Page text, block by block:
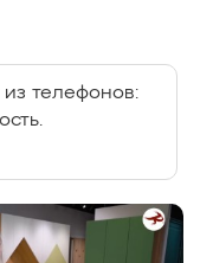
телефонов: